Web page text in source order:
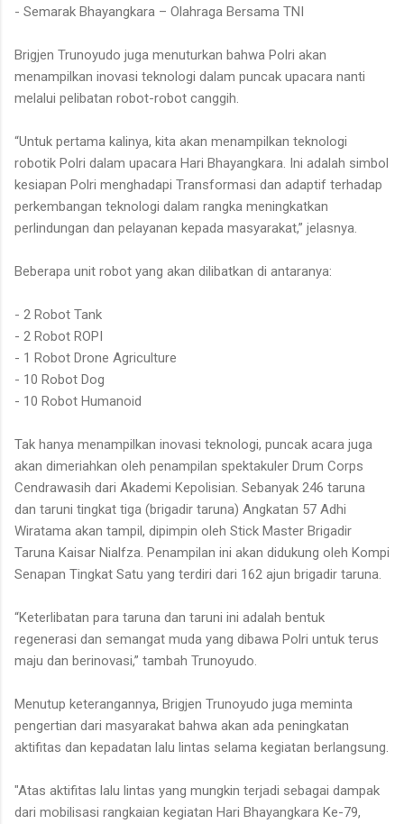
- Semarak Bhayangkara – Olahraga Bersama TNI
Brigjen Trunoyudo juga menuturkan bahwa Polri akan
menampilkan inovasi teknologi dalam puncak upacara nanti
melalui pelibatan robot-robot canggih.
“Untuk pertama kalinya, kita akan menampilkan teknologi
robotik Polri dalam upacara Hari Bhayangkara. Ini adalah simbol
kesiapan Polri menghadapi Transformasi dan adaptif terhadap
perkembangan teknologi dalam rangka meningkatkan
perlindungan dan pelayanan kepada masyarakat,” jelasnya.
Beberapa unit robot yang akan dilibatkan di antaranya:
- 2 Robot Tank
- 2 Robot ROPI
- 1 Robot Drone Agriculture
- 10 Robot Dog
- 10 Robot Humanoid
Tak hanya menampilkan inovasi teknologi, puncak acara juga
akan dimeriahkan oleh penampilan spektakuler Drum Corps
Cendrawasih dari Akademi Kepolisian. Sebanyak 246 taruna
dan taruni tingkat tiga (brigadir taruna) Angkatan 57 Adhi
Wiratama akan tampil, dipimpin oleh Stick Master Brigadir
Taruna Kaisar Nialfza. Penampilan ini akan didukung oleh Kompi
Senapan Tingkat Satu yang terdiri dari 162 ajun brigadir taruna.
“Keterlibatan para taruna dan taruni ini adalah bentuk
regenerasi dan semangat muda yang dibawa Polri untuk terus
maju dan berinovasi,” tambah Trunoyudo.
Menutup keterangannya, Brigjen Trunoyudo juga meminta
pengertian dari masyarakat bahwa akan ada peningkatan
aktifitas dan kepadatan lalu lintas selama kegiatan berlangsung.
"Atas aktifitas lalu lintas yang mungkin terjadi sebagai dampak
dari mobilisasi rangkaian kegiatan Hari Bhayangkara Ke-79,